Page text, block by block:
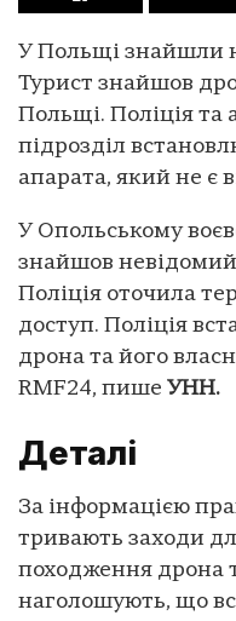
У Польщі знайшли
Турист знайшов
Польщі. Поліція
підрозділ
апарата, який не є
У Опольському
знайшов невідомий
Поліція оточила
доступ. Поліція
дрона та його
RMF24, пише УНН.
Деталі
За інформацією
тривають заходи
походження дрона
наголошують, що